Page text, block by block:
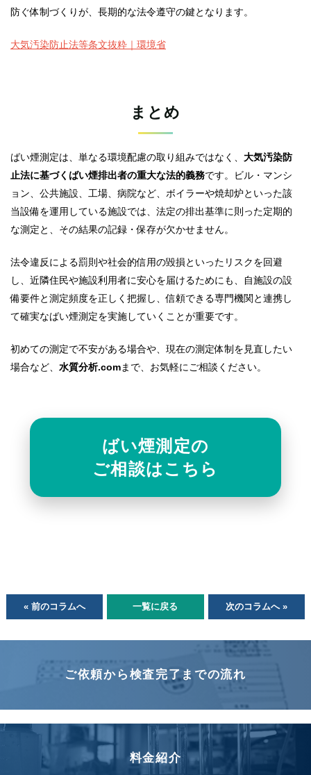
防ぐ体制づくりが、長期的な法令遵守の鍵となります。
大気汚染防止法等条文抜粋｜環境省
まとめ
ばい煙測定は、単なる環境配慮の取り組みではなく、 大気汚染防
止法に基づくばい煙排出者の重大な法的義務です。ビル・マンシ
ョン、公共施設、工場、病院など、ボイラーや焼却炉といった該
当設備を運用している施設では、法定の排出基準に則った定期的
な測定と、その結果の記録・保存が欠かせません。
法令違反による罰則や社会的信用の毀損といったリスクを回避
し、近隣住民や施設利用者に安心を届けるためにも、自施設の設
備要件と測定頻度を正しく把握し、信頼できる専門機関と連携し
て確実なばい煙測定を実施していくことが重要です。
初めての測定で不安がある場合や、現在の測定体制を見直したい
場合など、 水質分析.comまで、お気軽にご相談ください。
ばい煙測定の
ご相談はこちら
« 前のコラムへ 一覧に戻る 次のコラムへ »
ご依頼から検査完了までの流れ
料金紹介